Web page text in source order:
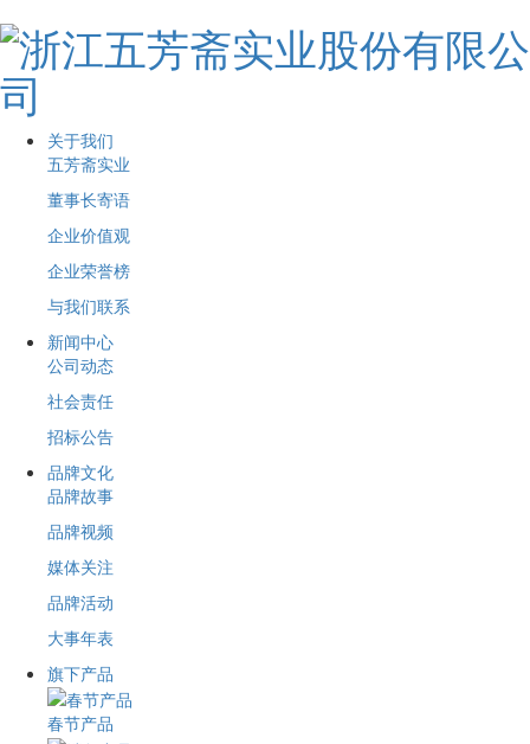
关于我们
五芳斋实业
董事长寄语
企业价值观
企业荣誉榜
与我们联系
新闻中心
公司动态
社会责任
招标公告
品牌文化
品牌故事
品牌视频
媒体关注
品牌活动
大事年表
旗下产品
春节产品